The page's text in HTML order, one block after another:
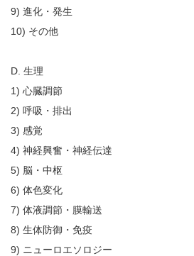
9) 進化・発生
10) その他
D. 生理
1) 心臓調節
2) 呼吸・排出
3) 感覚
4) 神経興奮・神経伝達
5) 脳・中枢
6) 体色変化
7) 体液調節・膜輸送
8) 生体防御・免疫
9) ニューロエソロジー